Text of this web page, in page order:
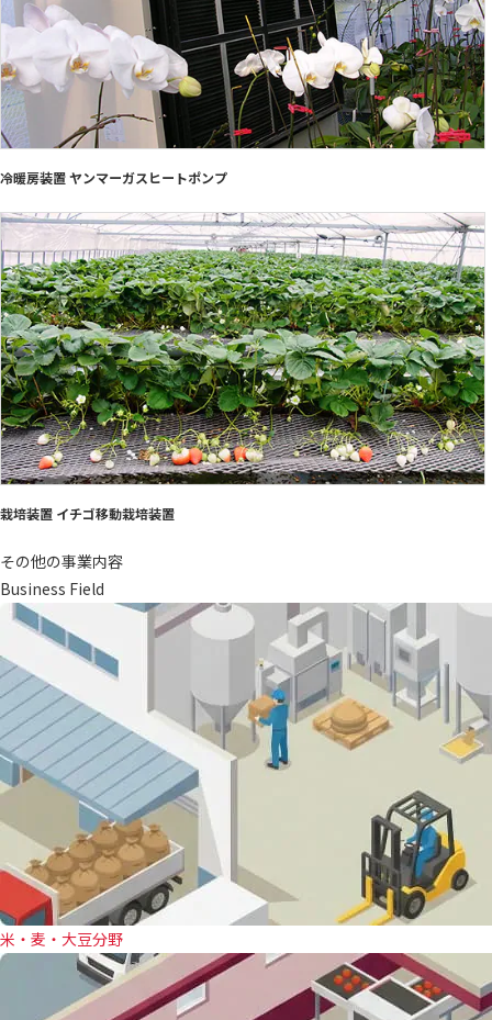
冷暖房装置 ヤンマーガスヒートポンプ
栽培装置 イチゴ移動栽培装置
その他の事業内容
Business Field
米・麦・大豆分野